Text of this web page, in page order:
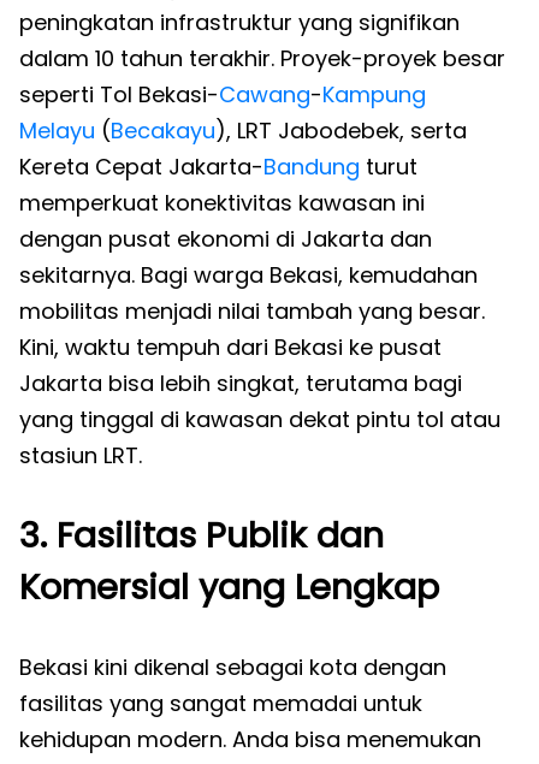
peningkatan infrastruktur yang signifikan
dalam 10 tahun terakhir. Proyek-proyek besar
seperti Tol Bekasi-Cawang-Kampung
Melayu (Becakayu), LRT Jabodebek, serta
Kereta Cepat Jakarta-Bandung turut
memperkuat konektivitas kawasan ini
dengan pusat ekonomi di Jakarta dan
sekitarnya. Bagi warga Bekasi, kemudahan
mobilitas menjadi nilai tambah yang besar.
Kini, waktu tempuh dari Bekasi ke pusat
Jakarta bisa lebih singkat, terutama bagi
yang tinggal di kawasan dekat pintu tol atau
stasiun LRT.
3. Fasilitas Publik dan
Komersial yang Lengkap
Bekasi kini dikenal sebagai kota dengan
fasilitas yang sangat memadai untuk
kehidupan modern. Anda bisa menemukan